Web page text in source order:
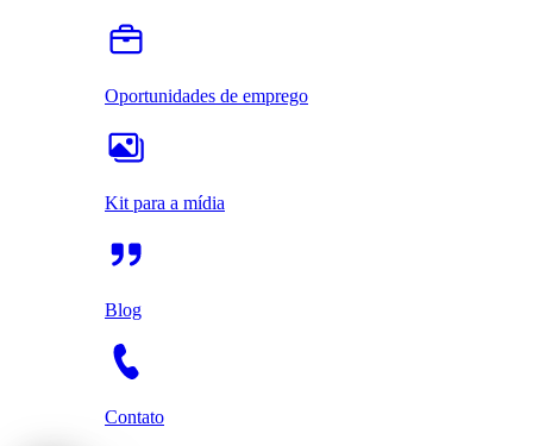
Oportunidades de emprego
Kit para a mídia
Blog
Contato